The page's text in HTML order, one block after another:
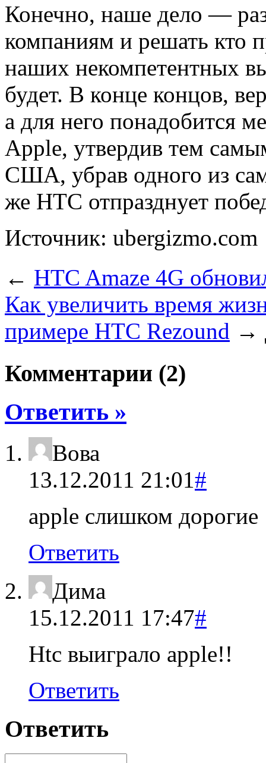
Конечно, наше дело —
компаниям и решать кто
наших некомпетентных
будет. В конце концов,
а для него понадобится
Apple, утвердив тем
США, убрав одного из
же HTC отпразднует
Источник: ubergizmo.com
← HTC Amaze 4G
Как увеличить время
примере HTC Rezound →
Комментарии (2)
Ответить »
Вова
13.12.2011 21:01#
apple слишком дорогие
Ответить
Дима
15.12.2011 17:47#
Htc выиграло apple!!
Ответить
Ответить